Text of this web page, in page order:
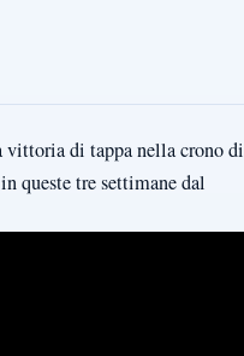
di tappa nella crono di
queste tre settimane dal